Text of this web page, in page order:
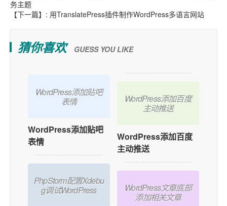
务主题
【下一篇】: 用TranslatePress插件制作WordPress多语言网站
猜你喜欢 GUESS YOU LIKE
WordPress添加贴吧
表情
WordPress添加贴吧
表情
PhpStorm配置Xdebu
g调试WordPress
WordPress添加百度
主动推送
WordPress添加百度
主动推送
WordPress文章底部
添加相关文章